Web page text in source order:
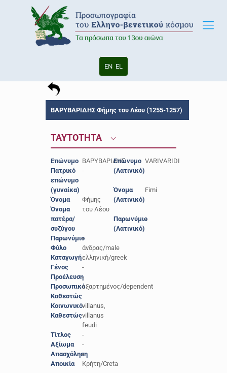
EN EL
ΒΑΡΥΒΑΡΙΔΗΣ Φήμης του Λέου (1255-1257)
ΤΑΥΤΟΤΗΤΑ
Επώνυμο ΒΑΡΥΒΑΡΙΔΗΣ
Πατρικό
επώνυμο
(γυναίκα)
-
Όνομα
Φήμης
Όνομα
πατέρα/
συζύγου
του Λέου
Παρωνύμιο
-
Φύλο
άνδρας/male
Καταγωγήελληνική/greek
Γένος
-
Προέλευση-
Προσωπικό
Καθεστώς
εξαρτημένος/dependent
Κοινωνικό
Καθεστώς
villanus,
villanus
feudi
Τίτλος
-
Αξίωμα
-
Απασχόληση
-
Αποικία
Κρήτη/Creta
Επώνυμο
(Λατινικό)
VARIVARIDI
Όνομα
(Λατινικό)
Fimi
Παρωνύμιο
(Λατινικό)
-